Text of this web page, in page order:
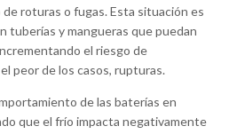
roturas o fugas. Esta situación es
tuberías y mangueras que puedan
el riesgo de
peor de los casos, rupturas.
de las baterías en
que el frío impacta negativamente